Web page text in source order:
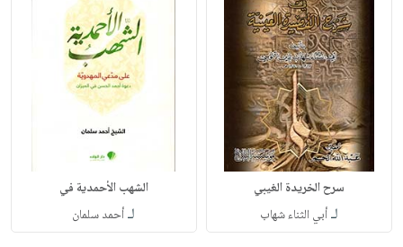
سرح الخريدة الغيبي
لـأبي الثناء شهاب
الشهب الأحمدية في
لـأحمد سلمان